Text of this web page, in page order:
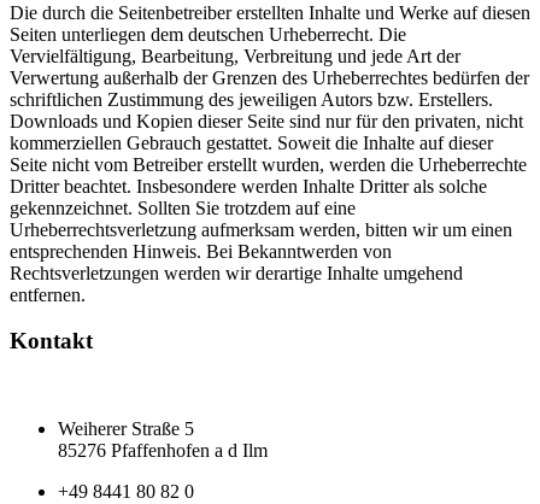
Die durch die Seitenbetreiber erstellten Inhalte und Werke auf diesen
Seiten unterliegen dem deutschen Urheberrecht. Die
Vervielfältigung, Bearbeitung, Verbreitung und jede Art der
Verwertung außerhalb der Grenzen des Urheberrechtes bedürfen der
schriftlichen Zustimmung des jeweiligen Autors bzw. Erstellers.
Downloads und Kopien dieser Seite sind nur für den privaten, nicht
kommerziellen Gebrauch gestattet. Soweit die Inhalte auf dieser
Seite nicht vom Betreiber erstellt wurden, werden die Urheberrechte
Dritter beachtet. Insbesondere werden Inhalte Dritter als solche
gekennzeichnet. Sollten Sie trotzdem auf eine
Urheberrechtsverletzung aufmerksam werden, bitten wir um einen
entsprechenden Hinweis. Bei Bekanntwerden von
Rechtsverletzungen werden wir derartige Inhalte umgehend
entfernen.
Kontakt
Weiherer Straße 5
85276 Pfaffenhofen a d Ilm
+49 8441 80 82 0